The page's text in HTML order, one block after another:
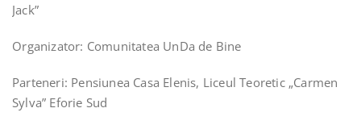
Jack”
️Organizator: Comunitatea UnDa de Bine️
Parteneri: Pensiunea Casa Elenis, Liceul Teoretic „Carmen
Sylva” Eforie Sud